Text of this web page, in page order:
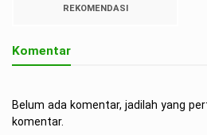
REKOMENDASI
Komentar
Belum ada komentar, jadilah yang
komentar.